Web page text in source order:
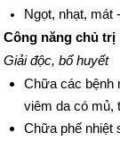
Ngọt, nhạt, mát
Công năng chủ trị
Giải độc, bổ huyết
Chữa các bệnh
viêm da có mủ,
Chữa phế nhiệt